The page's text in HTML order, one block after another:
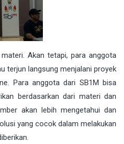
Akan tetapi, para anggota
terjun langsung menjalani proyek
Para anggota dari SB1M bisa
berdasarkan dari materi dan
akan lebih mengetahui dan
yang cocok dalam melakukan